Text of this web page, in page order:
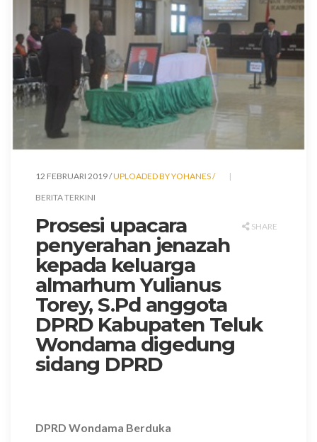
12 FEBRUARI 2019 /UPLOADED BY YOHANES /
BERITA TERKINI
SHARE
Prosesi upacara
penyerahan jenazah
kepada keluarga
almarhum Yulianus
Torey, S.Pd anggota
DPRD Kabupaten Teluk
Wondama digedung
sidang DPRD
DPRD Wondama Berduka